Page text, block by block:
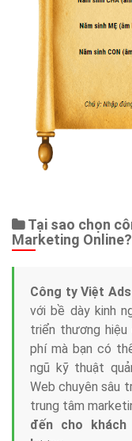
Tại sao chọn
Marketing Online?
Công ty Việt
với bề dày kinh
triển thương hiệu
phí mà bạn có
ngũ kỹ thuật
Web chuyên sâu
trung tâm
đến cho